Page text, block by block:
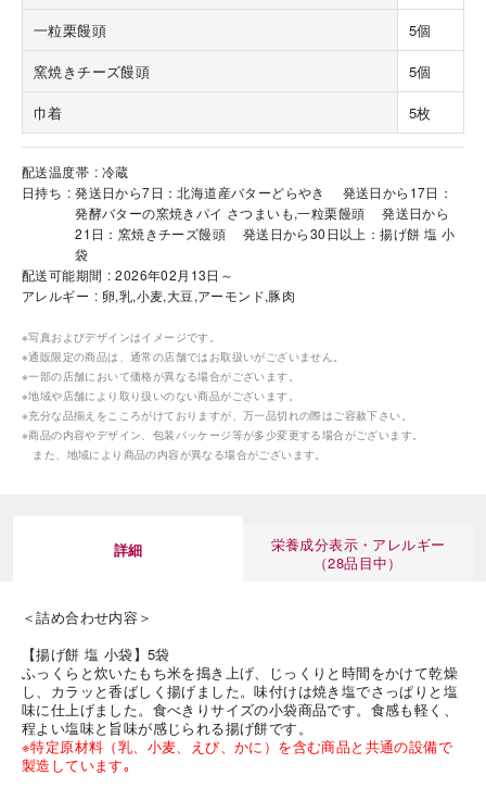
一粒栗饅頭
5個
窯焼きチーズ饅頭
5個
巾着
5枚
配送温度帯
冷蔵
日持ち
発送日から7日：北海道産バターどらやき 発送日から17日：
発酵バターの窯焼きパイ さつまいも,一粒栗饅頭 発送日から
21日：窯焼きチーズ饅頭 発送日から30日以上：揚げ餅 塩 小
袋
配送可能期間
2026年02月13日～
アレルギー
卵,乳,小麦,大豆,アーモンド,豚肉
※写真およびデザインはイメージです。
※通販限定の商品は、通常の店舗ではお取扱いがございません。
※一部の店舗において価格が異なる場合がございます。
※地域や店舗により取り扱いのない商品がございます。
※充分な品揃えをこころがけておりますが、万一品切れの際はご容赦下さい。
※商品の内容やデザイン、包装パッケージ等が多少変更する場合がございます。
また、地域により商品の内容が異なる場合がございます。
詳細
栄養成分表示・アレルギー
（28品目中）
＜詰め合わせ内容＞
【揚げ餅 塩 小袋】5袋
ふっくらと炊いたもち米を搗き上げ、じっくりと時間をかけて乾燥
し、カラッと香ばしく揚げました。味付けは焼き塩でさっぱりと塩
味に仕上げました。食べきりサイズの小袋商品です。食感も軽く、
程よい塩味と旨味が感じられる揚げ餅です。
※特定原材料（乳、小麦、えび、かに）を含む商品と共通の設備で
製造しています｡
岳や末広がりを意味す
つ時」という意味を込
。雄大な八ヶ岳山麓の自
れる、こだわりのスイー
Singapore
Hong Kong
Thailand